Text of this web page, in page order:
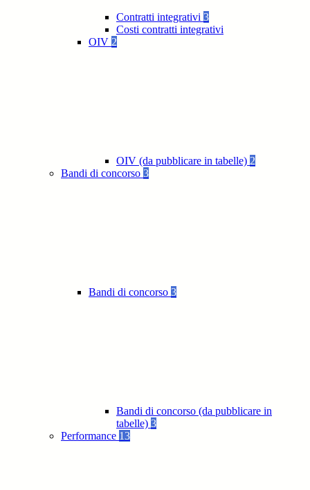
Contratti integrativi 3
Costi contratti integrativi
OIV 2
OIV (da pubblicare in tabelle) 2
Bandi di concorso 3
Bandi di concorso 3
Bandi di concorso (da pubblicare in
tabelle) 3
Performance 13